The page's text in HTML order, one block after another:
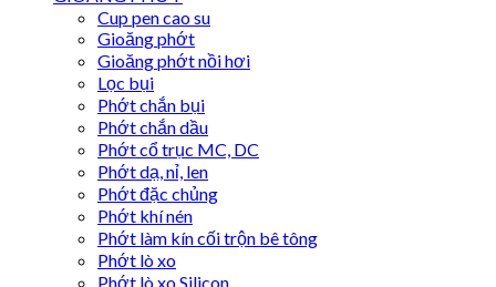
Cup pen cao su
Gioăng phớt
Gioăng phớt nồi hơi
Lọc bụi
Phớt chắn bụi
Phớt chắn dầu
Phớt cổ trục MC, DC
Phớt dạ, nỉ, len
Phớt đặc chủng
Phớt khí nén
Phớt làm kín cối trộn bê tông
Phớt lò xo
Phớt lò xo Silicon